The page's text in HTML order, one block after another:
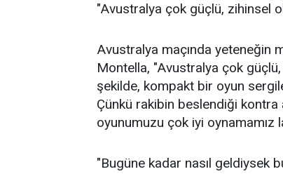
"Avustralya çok güçlü, zihinsel
Avustralya maçında yeteneğin
Montella, "Avustralya çok güçlü,
şekilde, kompakt bir oyun
Çünkü rakibin beslendiği kontra
oyunumuzu çok iyi oynamamız
"Bugüne kadar nasıl geldiysek